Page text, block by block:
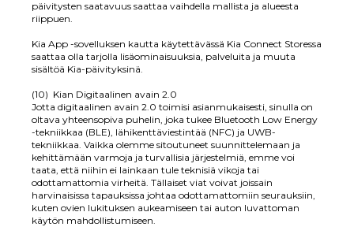
päivitysten saatavuus saattaa vaihdella mallista ja alueesta
riippuen.
Kia App -sovelluksen kautta käytettävässä Kia Connect Storessa
saattaa olla tarjolla lisäominaisuuksia, palveluita ja muuta
sisältöä Kia-päivityksinä.
(10) Kian Digitaalinen avain 2.0
Jotta digitaalinen avain 2.0 toimisi asianmukaisesti, sinulla on
oltava yhteensopiva puhelin, joka tukee Bluetooth Low Energy
-tekniikkaa (BLE), lähikenttäviestintää (NFC) ja UWB-
tekniikkaa. Vaikka olemme sitoutuneet suunnittelemaan ja
kehittämään varmoja ja turvallisia järjestelmiä, emme voi
taata, että niihin ei lainkaan tule teknisiä vikoja tai
odottamattomia virheitä. Tällaiset viat voivat joissain
harvinaisissa tapauksissa johtaa odottamattomiin seurauksiin,
kuten ovien lukituksen aukeamiseen tai auton luvattoman
käytön mahdollistumiseen.